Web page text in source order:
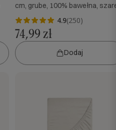
cm, grube, 100% bawełna,
4.9(250)
74,99 zł
Dodaj